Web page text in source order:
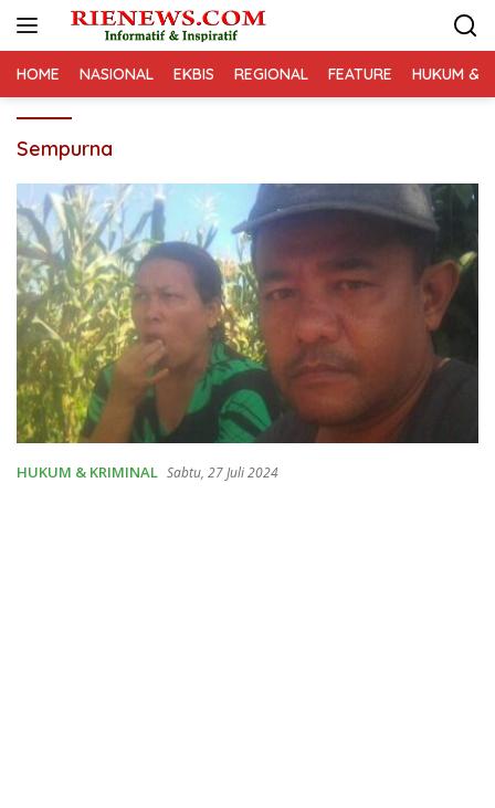
HOME NASIONAL EKBIS REGIONAL FEATURE HUKUM &
Sempurna
HUKUM & KRIMINAL Sabtu, 27 Juli 2024